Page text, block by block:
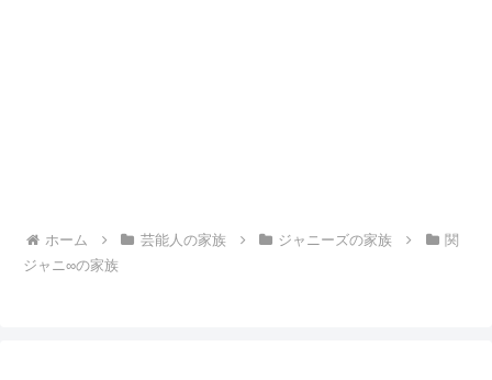
ホーム 芸能人の家族 ジャニーズの家族
関
ジャニ∞の家族